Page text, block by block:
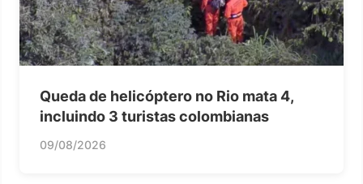
Queda de helicóptero no Rio mata 4,
incluindo 3 turistas colombianas
09/08/2026